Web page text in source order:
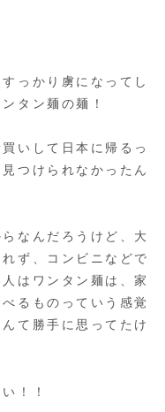
っかり虜になってし
タン麺の麺！
いして日本に帰るっ
つけられなかったん
なんだろうけど、大
ず、コンビニなどで
はワンタン麺は、家
るものっていう感覚
て勝手に思ってたけ
！！